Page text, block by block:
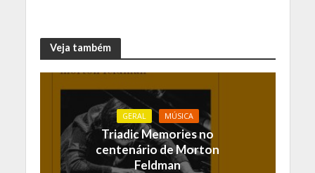
Veja também
GERAL MÚSICA
Triadic Memories no
centenário de Morton
Feldman